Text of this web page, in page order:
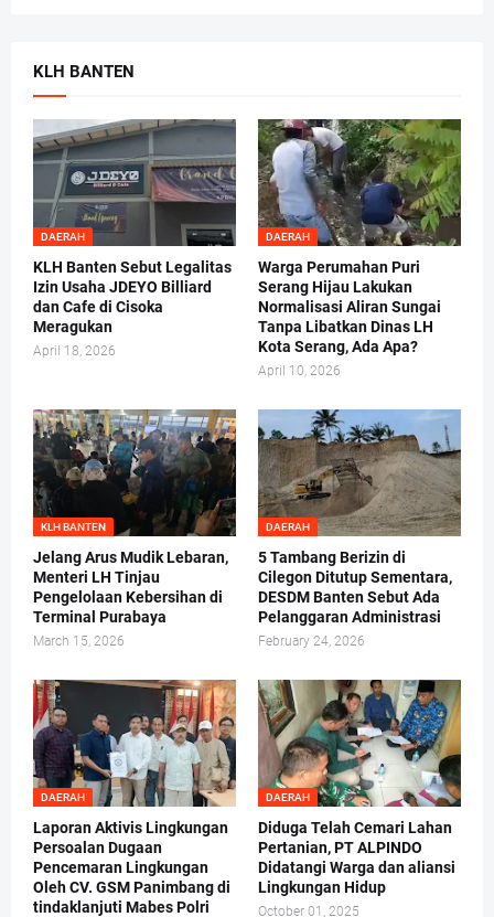
KLH BANTEN
DAERAH
KLH Banten Sebut Legalitas
Izin Usaha JDEYO Billiard
dan Cafe di Cisoka
Meragukan
April 18, 2026
DAERAH
Warga Perumahan Puri
Serang Hijau Lakukan
Normalisasi Aliran Sungai
Tanpa Libatkan Dinas LH
Kota Serang, Ada Apa?
April 10, 2026
KLH BANTEN
Jelang Arus Mudik Lebaran,
Menteri LH Tinjau
Pengelolaan Kebersihan di
Terminal Purabaya
March 15, 2026
DAERAH
5 Tambang Berizin di
Cilegon Ditutup Sementara,
DESDM Banten Sebut Ada
Pelanggaran Administrasi
February 24, 2026
DAERAH
Laporan Aktivis Lingkungan
Persoalan Dugaan
Pencemaran Lingkungan
Oleh CV. GSM Panimbang di
tindaklanjuti Mabes Polri
DAERAH
Diduga Telah Cemari Lahan
Pertanian, PT ALPINDO
Didatangi Warga dan aliansi
Lingkungan Hidup
October 01, 2025